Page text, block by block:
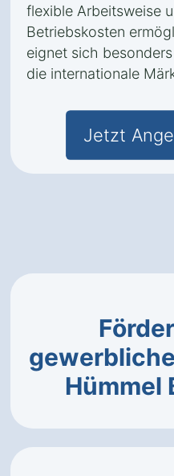
flexible Arbeitsweise
Betriebskosten
eignet sich
die internationale
Jetzt
Hümmel